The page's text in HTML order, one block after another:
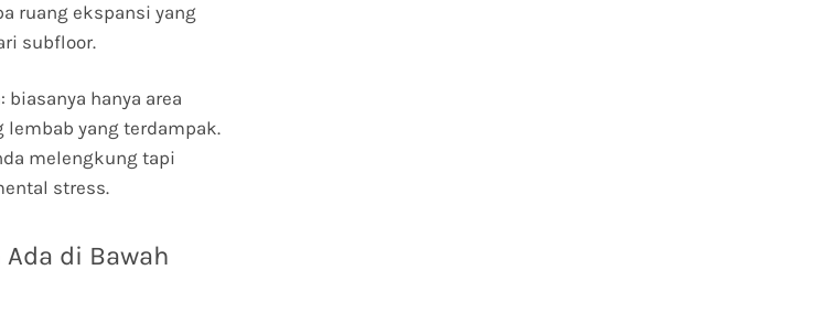
ruang ekspansi yang
subfloor.
hanya area
lembab yang terdampak.
melengkung tapi
stress.
di Bawah